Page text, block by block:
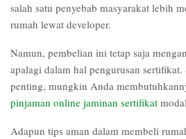
salah satu penyebab masyarakat lebih
rumah lewat developer.
Namun, pembelian ini tetap saja
apalagi dalam hal pengurusan
penting, mungkin Anda
pinjaman online jaminan sertifikat
Adapun tips aman dalam membeli